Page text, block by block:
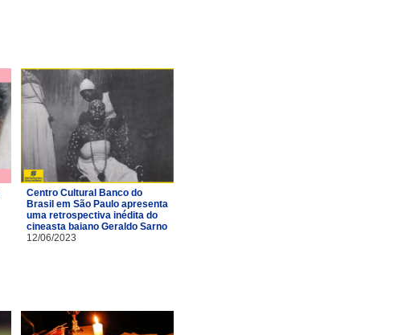
Centro Cultural Banco do
Brasil em São Paulo apresenta
uma retrospectiva inédita do
cineasta baiano Geraldo Sarno
12/06/2023